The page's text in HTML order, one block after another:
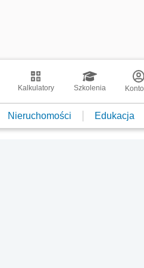
Kalkulatory Szkolenia Konto
Nieruchomości Edukacja